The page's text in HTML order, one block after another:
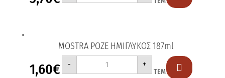
MOSTRA ΡΟΖΕ ΗΜΙΓΛΥΚΟΣ 187ml
1,60€ -
MOSTRA
ΗΜΙΓΛΥΚΟΣ
+
ΤΕΜ 